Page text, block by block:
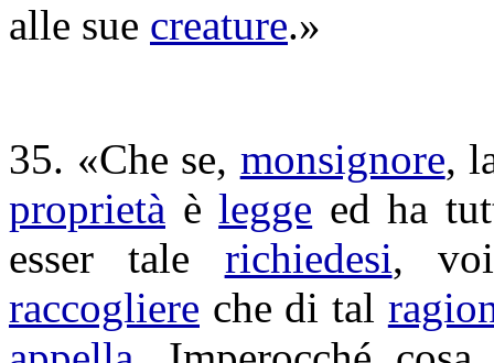
alle sue creature.»
35. «Che se, monsignore,
proprietà èlegge ed ha
esser tale richiedesi,
raccogliere che di tal